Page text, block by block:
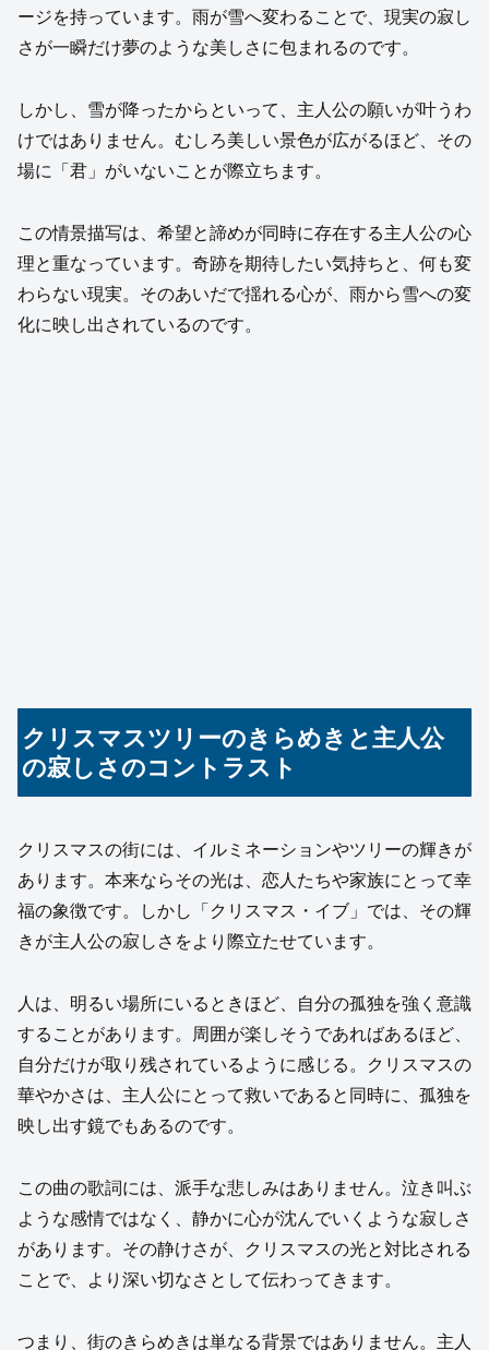
ージを持っています。雨が雪へ変わることで、現実の寂し
さが一瞬だけ夢のような美しさに包まれるのです。
しかし、雪が降ったからといって、主人公の願いが叶うわ
けではありません。むしろ美しい景色が広がるほど、その
場に「君」がいないことが際立ちます。
この情景描写は、希望と諦めが同時に存在する主人公の心
理と重なっています。奇跡を期待したい気持ちと、何も変
わらない現実。そのあいだで揺れる心が、雨から雪への変
化に映し出されているのです。
クリスマスツリーのきらめきと主人公
の寂しさのコントラスト
クリスマスの街には、イルミネーションやツリーの輝きが
あります。本来ならその光は、恋人たちや家族にとって幸
福の象徴です。しかし「クリスマス・イブ」では、その輝
きが主人公の寂しさをより際立たせています。
人は、明るい場所にいるときほど、自分の孤独を強く意識
することがあります。周囲が楽しそうであればあるほど、
自分だけが取り残されているように感じる。クリスマスの
華やかさは、主人公にとって救いであると同時に、孤独を
映し出す鏡でもあるのです。
この曲の歌詞には、派手な悲しみはありません。泣き叫ぶ
ような感情ではなく、静かに心が沈んでいくような寂しさ
があります。その静けさが、クリスマスの光と対比される
ことで、より深い切なさとして伝わってきます。
つまり、街のきらめきは単なる背景ではありません。主人